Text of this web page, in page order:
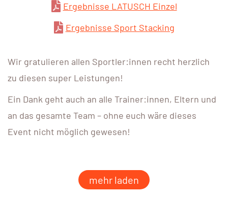
Ergebnisse LATUSCH Einzel
Ergebnisse Sport Stacking
Wir gratulieren allen Sportler:innen recht herzlich
zu diesen super Leistungen!
Ein Dank geht auch an alle Trainer:innen, Eltern und
an das gesamte Team – ohne euch wäre dieses
Event nicht möglich gewesen!
mehr laden